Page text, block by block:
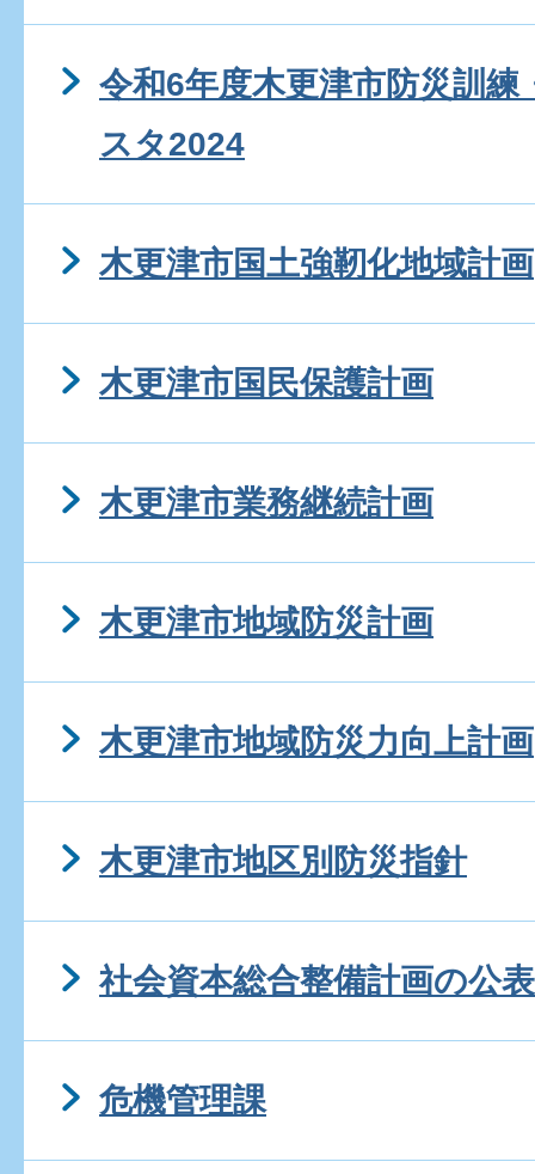
令和6年度木更津市防災訓
スタ2024
木更津市国土強靭化地域計画
木更津市国民保護計画
木更津市業務継続計画
木更津市地域防災計画
木更津市地域防災力向上計画
木更津市地区別防災指針
社会資本総合整備計画の公表
危機管理課